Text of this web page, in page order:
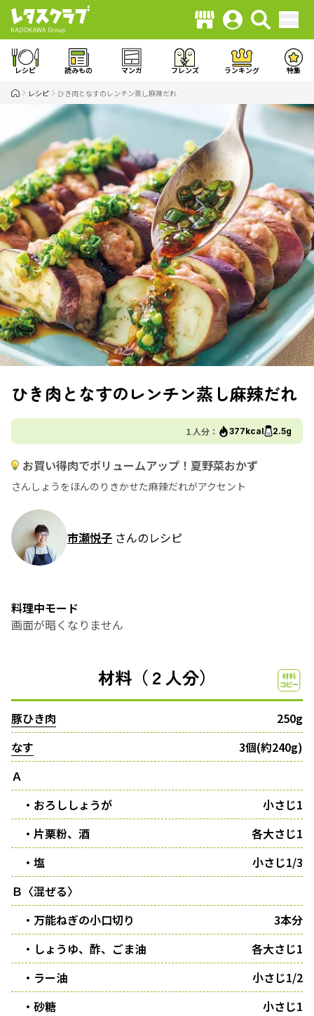
レシピ 読みもの マンガ フレンズ ランキング 特集
レシピ ひき肉となすのレンチン蒸し麻辣だれ
ひき肉となすのレンチン蒸し麻辣だれ
１人分： 377kcal 2.5g
お買い得肉でボリュームアップ！夏野菜おかず
さんしょうをほんのりきかせた麻辣だれがアクセント
市瀬悦子 さんのレシピ
料理中モード
画面が暗くなりません
材料（２人分）
豚ひき肉
250g
なす
3個(約240g)
Ａ
・おろししょうが
小さじ1
・片栗粉、酒
各大さじ1
・塩
小さじ1/3
Ｂ〈混ぜる〉
・万能ねぎの小口切り
3本分
・しょうゆ、酢、ごま油
各大さじ1
・ラー油
小さじ1/2
・砂糖
小さじ1